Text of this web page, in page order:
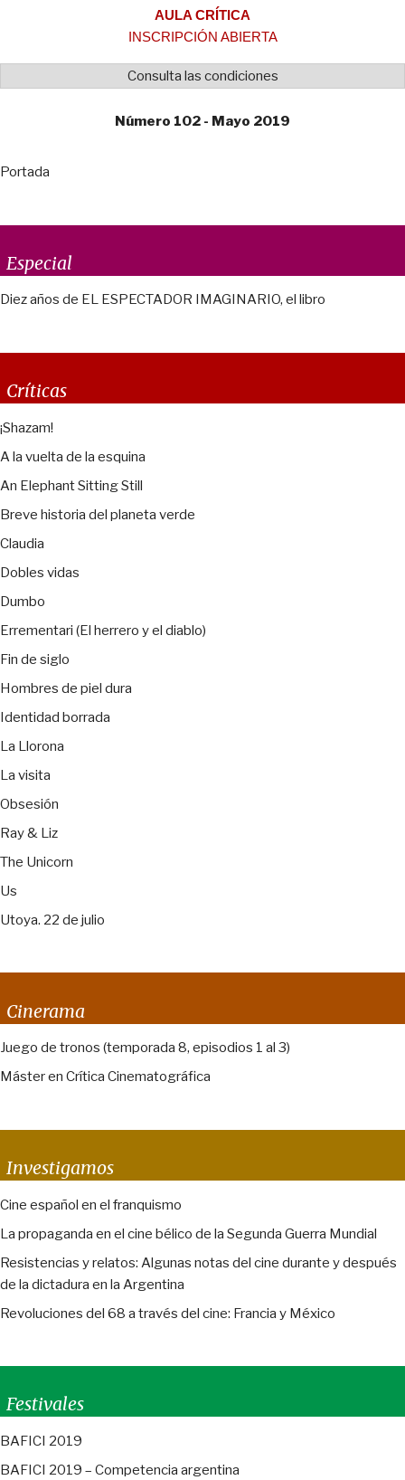
AULA CRÍTICA
INSCRIPCIÓN ABIERTA
Consulta las condiciones
Número 102 - Mayo 2019
Portada
Especial
Diez años de EL ESPECTADOR IMAGINARIO, el libro
Críticas
¡Shazam!
A la vuelta de la esquina
An Elephant Sitting Still
Breve historia del planeta verde
Claudia
Dobles vidas
Dumbo
Errementari (El herrero y el diablo)
Fin de siglo
Hombres de piel dura
Identidad borrada
La Llorona
La visita
Obsesión
Ray & Liz
The Unicorn
Us
Utoya. 22 de julio
Cinerama
Juego de tronos (temporada 8, episodios 1 al 3)
Máster en Crítica Cinematográfica
Investigamos
Cine español en el franquismo
La propaganda en el cine bélico de la Segunda Guerra Mundial
Resistencias y relatos: Algunas notas del cine durante y después
de la dictadura en la Argentina
Revoluciones del 68 a través del cine: Francia y México
Festivales
BAFICI 2019
BAFICI 2019 – Competencia argentina